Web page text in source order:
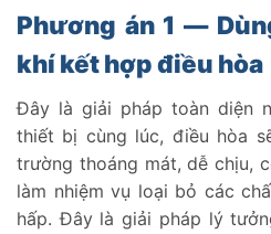
Phương án 1 —
khí kết hợp điều hòa
Đây là giải pháp toàn diện
thiết bị cùng lúc, điều hòa
trường thoáng mát, dễ chịu,
làm nhiệm vụ loại bỏ các
hấp. Đây là giải pháp lý